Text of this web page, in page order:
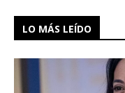
LO MÁS LEÍDO